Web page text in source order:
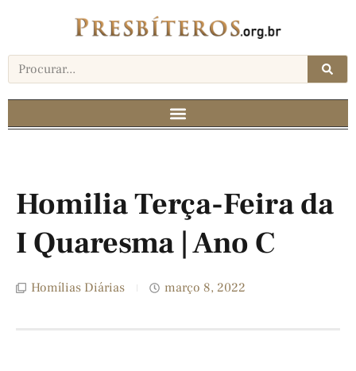
Homilia Terça-Feira da
I Quaresma | Ano C
Homílias Diárias março 8, 2022